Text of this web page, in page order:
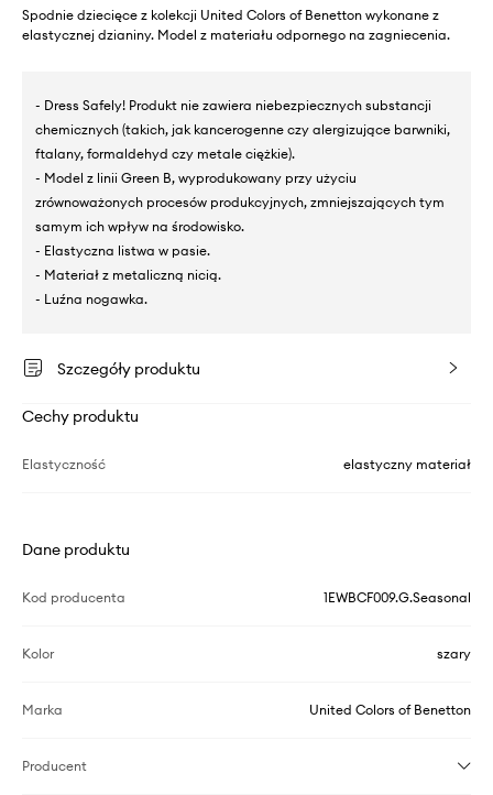
Spodnie dziecięce z kolekcji United Colors of Benetton wykonane z
elastycznej dzianiny. Model z materiału odpornego na zagniecenia.
- Dress Safely! Produkt nie zawiera niebezpiecznych substancji
chemicznych (takich, jak kancerogenne czy alergizujące barwniki,
ftalany, formaldehyd czy metale ciężkie).
- Model z linii Green B, wyprodukowany przy użyciu
zrównoważonych procesów produkcyjnych, zmniejszających tym
samym ich wpływ na środowisko.
- Elastyczna listwa w pasie.
- Materiał z metaliczną nicią.
- Luźna nogawka.
Szczegóły produktu
Cechy produktu
Elastyczność elastyczny materiał
Dane produktu
Kod producenta 1EWBCF009.G.Seasonal
Kolor szary
Marka United Colors of Benetton
Producent